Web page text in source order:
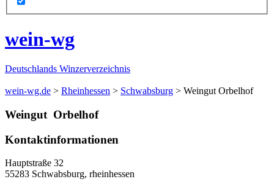
wein-wg
Deutschlands Winzerverzeichnis
wein-wg.de > Rheinhessen > Schwabsburg > Weingut Orbelhof
Weingut Orbelhof
Kontaktinformationen
Hauptstraße 32
55283 Schwabsburg, rheinhessen